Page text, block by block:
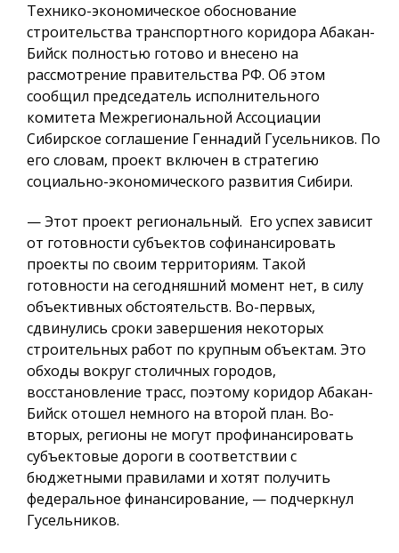
Технико-экономическое обоснование
строительства транспортного коридора Абакан-
Бийск полностью готово и внесено на
рассмотрение правительства РФ. Об этом
сообщил председатель исполнительного
комитета Межрегиональной Ассоциации
Сибирское соглашение Геннадий Гусельников. По
его словам, проект включен в стратегию
социально-экономического развития Сибири.
— Этот проект региональный. Его успех зависит
от готовности субъектов софинансировать
проекты по своим территориям. Такой
готовности на сегодняшний момент нет, в силу
объективных обстоятельств. Во-первых,
сдвинулись сроки завершения некоторых
строительных работ по крупным объектам. Это
обходы вокруг столичных городов,
восстановление трасс, поэтому коридор Абакан-
Бийск отошел немного на второй план. Во-
вторых, регионы не могут профинансировать
субъектовые дороги в соответствии с
бюджетными правилами и хотят получить
федеральное финансирование, — подчеркнул
Гусельников.